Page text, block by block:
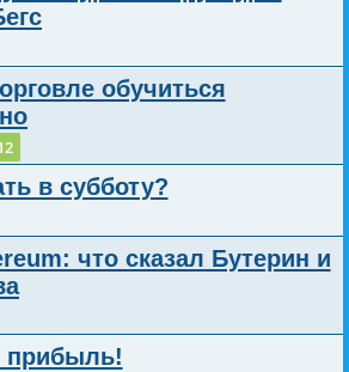
обучиться
в субботу?
что сказал Бутерин и
прибыль!